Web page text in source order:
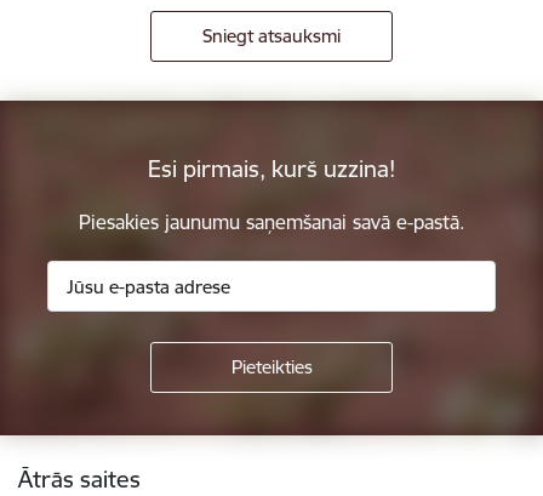
Sniegt atsauksmi
Esi pirmais, kurš uzzina!
Piesakies jaunumu saņemšanai savā e-pastā.
Kājene
Ātrās saites